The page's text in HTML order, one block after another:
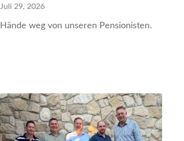
Juli 29, 2026
Hände weg von unseren Pensionisten.